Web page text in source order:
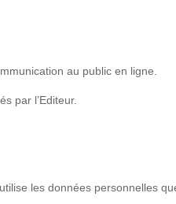
au public en ligne.
par l’Editeur.
les données personnelles